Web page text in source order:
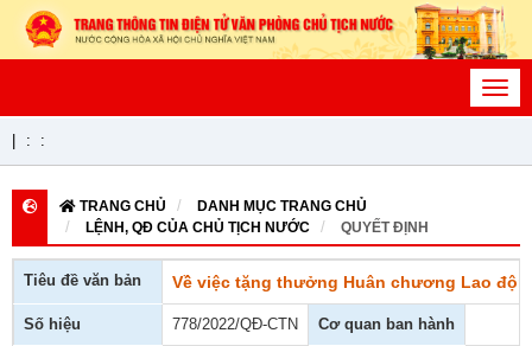
: :
TRANG CHỦ
DANH MỤC TRANG CHỦ
LỆNH, QĐ CỦA CHỦ TỊCH NƯỚC
QUYẾT ĐỊNH
Tiêu đề văn bản Về việc tặng thưởng Huân chương Lao
Số hiệu 778/2022/QĐ-CTN Cơ quan ban hành